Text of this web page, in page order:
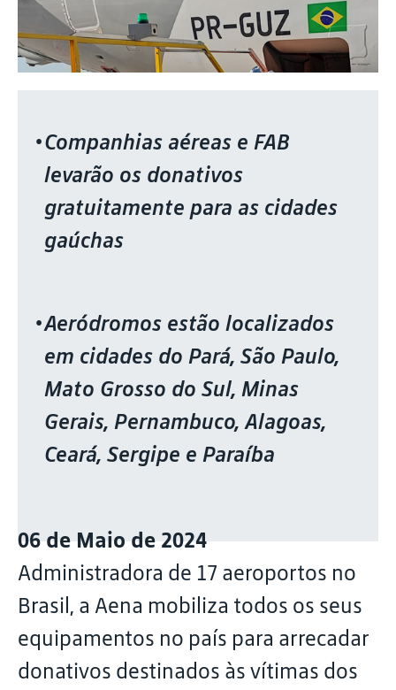
Companhias aéreas e FAB
levarão os donativos
gratuitamente para as cidades
gaúchas
Aeródromos estão localizados
em cidades do Pará, São Paulo,
Mato Grosso do Sul, Minas
Gerais, Pernambuco, Alagoas,
Ceará, Sergipe e Paraíba
06 de Maio de 2024
Administradora de 17 aeroportos no
Brasil, a Aena mobiliza todos os seus
equipamentos no país para arrecadar
donativos destinados às vítimas dos